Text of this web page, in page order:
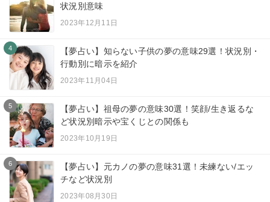
状況別意味
2023年12月11日
4
【夢占い】知らない子供の夢の意味29選！状況別・
行動別に暗示を紹介
2023年11月04日
5
【夢占い】祖母の夢の意味30選！笑顔/生き返るな
ど状況別暗示や宝くじとの関係も
2023年10月19日
6
【夢占い】元カノの夢の意味31選！未練ない/エッ
チなど状況別
2023年08月30日